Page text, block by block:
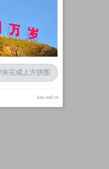
完成上方拼图
hao.sud.cn